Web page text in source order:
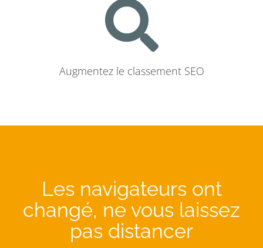
Augmentez le classement SEO
Les navigateurs ont
changé, ne vous laissez
pas distancer